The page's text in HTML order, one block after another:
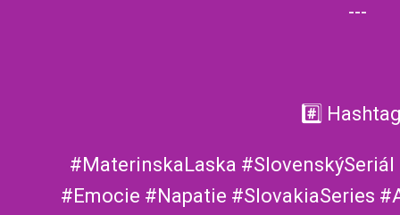
---
#️⃣
#MaterinskaLaska
#Emocie #Napatie #SlovakiaSeries